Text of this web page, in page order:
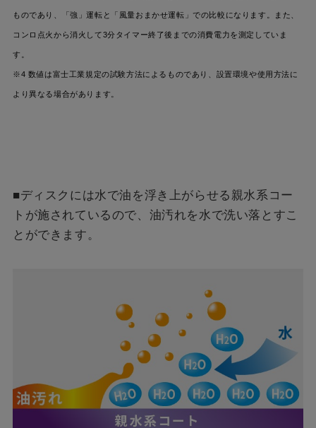
ものであり、「強」運転と「風量おまかせ運転」での比較になります。また、
コンロ点火から消火して3分タイマー終了後までの消費電力を測定していま
す。
※4 数値は富士工業規定の試験方法によるものであり、設置環境や使用方法に
より異なる場合があります。
■ディスクには水で油を浮き上がらせる親水系コー
トが施されているので、油汚れを水で洗い落とすこ
とができます。